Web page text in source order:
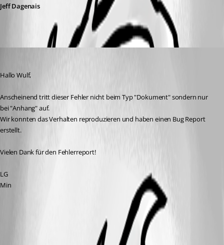
Jeff Dagenais
Hallo Wulf,
Anscheinend tritt dieser Fehler nicht beim Typ "Dokument" sondern nur
bei "Anhang" auf.
Wir konnten das Verhalten reproduzieren und haben einen Bug Report
erstellt.
Vielen Dank für den Fehlerreport!
LG
Min